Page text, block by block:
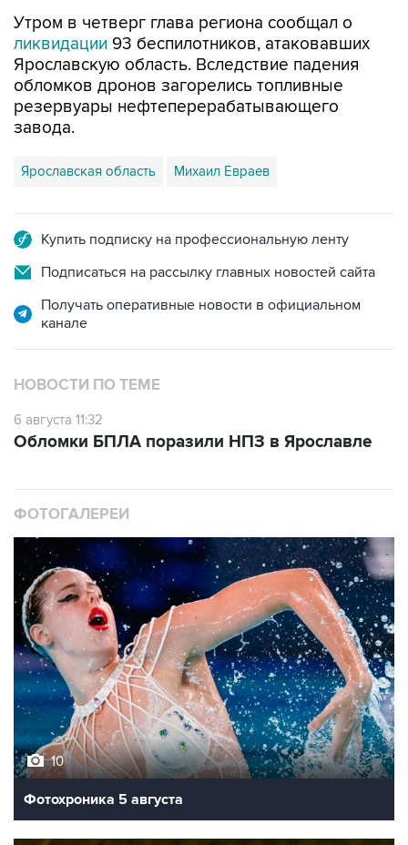
Утром в четверг глава региона сообщал о
ликвидации 93 беспилотников, атаковавших
Ярославскую область. Вследствие падения
обломков дронов загорелись топливные
резервуары нефтеперерабатывающего
завода.
Ярославская область Михаил Евраев
Купить подписку на профессиональную ленту
Подписаться на рассылку главных новостей сайта
Получать оперативные новости в официальном
канале
НОВОСТИ ПО ТЕМЕ
6 августа 11:32
Обломки БПЛА поразили НПЗ в Ярославле
ФОТОГАЛЕРЕИ
10
Фотохроника 5 августа